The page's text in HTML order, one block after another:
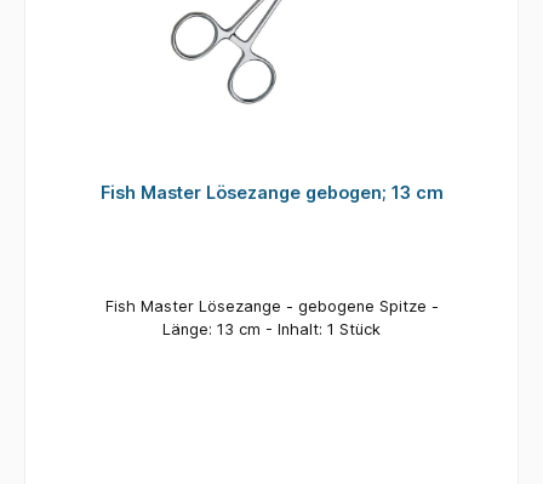
Fish Master Lösezange gebogen; 13 cm
Fish Master Lösezange - gebogene Spitze -
Länge: 13 cm - Inhalt: 1 Stück